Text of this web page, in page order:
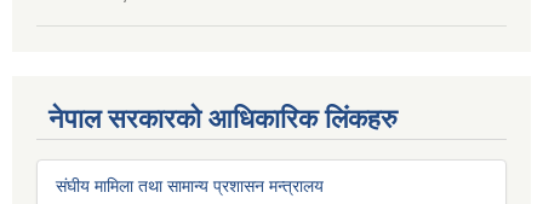
नेपाल सरकारको आधिकारिक लिंकहरु
संघीय मामिला तथा सामान्य प्रशासन मन्त्रालय